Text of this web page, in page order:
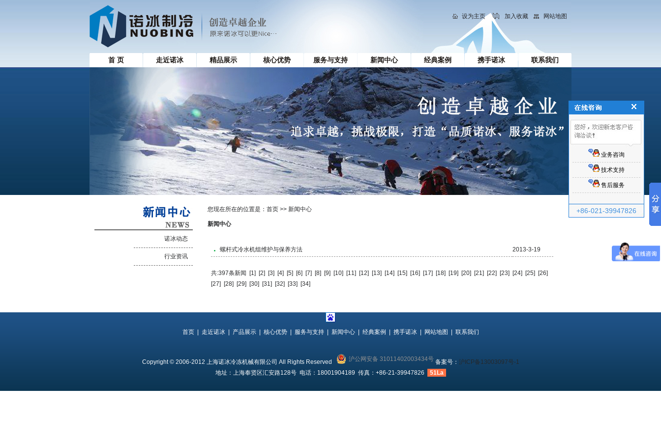
设为主页 加入收藏 网站地图
首 页 走近诺冰 精品展示 核心优势 服务与支持 新闻中心 经典案例 携手诺冰 联系我们
诺冰动态
行业资讯
您现在所在的位置是： 首页 >> 新闻中心
新闻中心
螺杆式冷水机组维护与保养方法 2013-3-19
共:397条新闻 [1] [2] [3] [4] [5] [6] [7] [8] [9] [10] [11] [12] [13] [14] [15] [16] [17] [18] [19] [20] [21] [22] [23] [24] [25]
[26]
[27]
[28] [29] [30] [31] [32] [33] [34]
首页 走近诺冰 产品展示 核心优势 服务与支持 新闻中心 经典案例 携手诺冰 网站地图 联系我们
Copyright © 2006-2012 上海诺冰冷冻机械有限公司 All Rights Reserved 沪公网安备 31011402003434号 备案号： 沪ICP备13003097号-1
地址：上海奉贤区汇安路128号 电话：18001904189 传真：+86-21-39947826
51La
业务咨询
技术支持
售后服务
+86-021-39947826